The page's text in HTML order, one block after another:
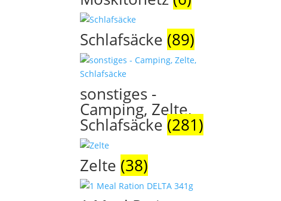
Schlafsäcke (89)
sonstiges -
Camping, Zelte,
Schlafsäcke (281)
Zelte (38)